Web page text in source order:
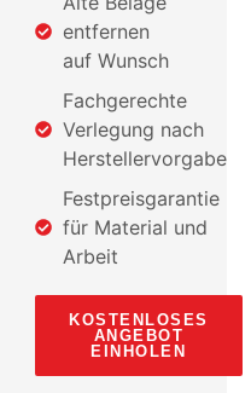
entfernen
auf Wunsch
Fachgerechte
Verlegung nach
Herstellervorgabe
Festpreisgarantie
für Material und
Arbeit
KOSTENLOSES
ANGEBOT
EINHOLEN